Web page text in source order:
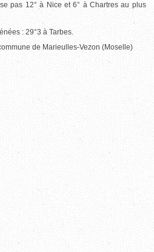
pas 12° à Nice et 6° à Chartres au plus
: 29°3 à Tarbes.
de Marieulles-Vezon (Moselle)